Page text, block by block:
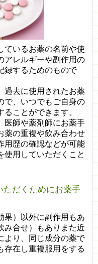
いるお薬の名前や使
アレルギーや副作用の
録するためのもので
過去に使用されたお薬
で、いつでもご自身の
ことができます。
医師や薬剤師にお薬手
薬の重複や飲み合わせ
用歴の確認などが可能
使用していただくこと
ただくためにお薬手
）以外に副作用もあ
み合せ）もありまた近
より、同じ成分の薬で
存在し重複服用をする